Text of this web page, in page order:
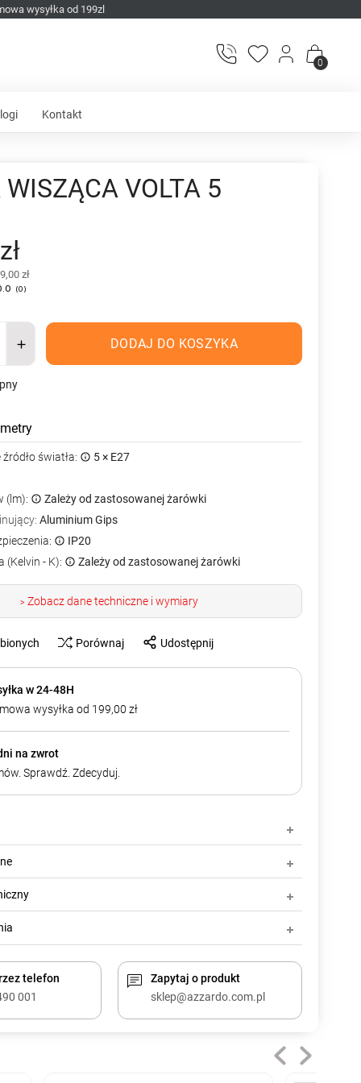
wysyłka od 199zl
0
Kontakt
VOLTA 5
zł
(0)
DODAJ DO KOSZYKA
światła:
5 × E27
(lm):
Zależy od zastosowanej żarówki
Aluminium Gips
IP20
(Kelvin - K):
Zależy od zastosowanej żarówki
> Zobacz dane techniczne i wymiary
Porównaj Udostępnij
w 24-48H
wysyłka od 199,00 zł
na zwrot
Sprawdź. Zdecyduj.
telefon
001
Zapytaj o produkt
sklep@azzardo.com.pl